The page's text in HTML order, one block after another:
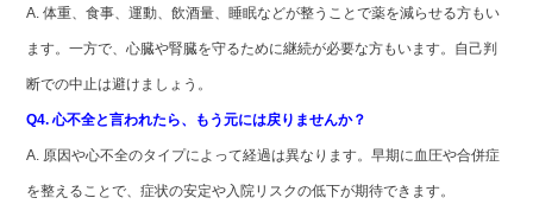
A. 体重、食事、運動、飲酒量、睡眠などが整うことで薬を減らせる方もい
ます。一方で、心臓や腎臓を守るために継続が必要な方もいます。自己判
断での中止は避けましょう。
Q4. 心不全と言われたら、もう元には戻りませんか？
A. 原因や心不全のタイプによって経過は異なります。早期に血圧や合併症
を整えることで、症状の安定や入院リスクの低下が期待できます。